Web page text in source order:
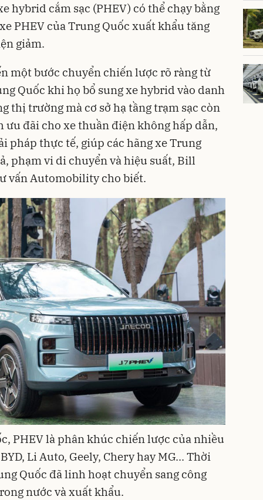
hybrid cắm sạc (PHEV) có thể chạy bằng
PHEV của Trung Quốc xuất khẩu tăng
giảm.
một bước chuyển chiến lược rõ ràng từ
Quốc khi họ bổ sung xe hybrid vào danh
thị trường mà cơ sở hạ tầng trạm sạc còn
ưu đãi cho xe thuần điện không hấp dẫn,
pháp thực tế, giúp các hãng xe Trung
phạm vi di chuyển và hiệu suất, Bill
vấn Automobility cho biết.
PHEV là phân khúc chiến lược của nhiều
Li Auto, Geely, Chery hay MG... Thời
Quốc đã linh hoạt chuyển sang công
nước và xuất khẩu.